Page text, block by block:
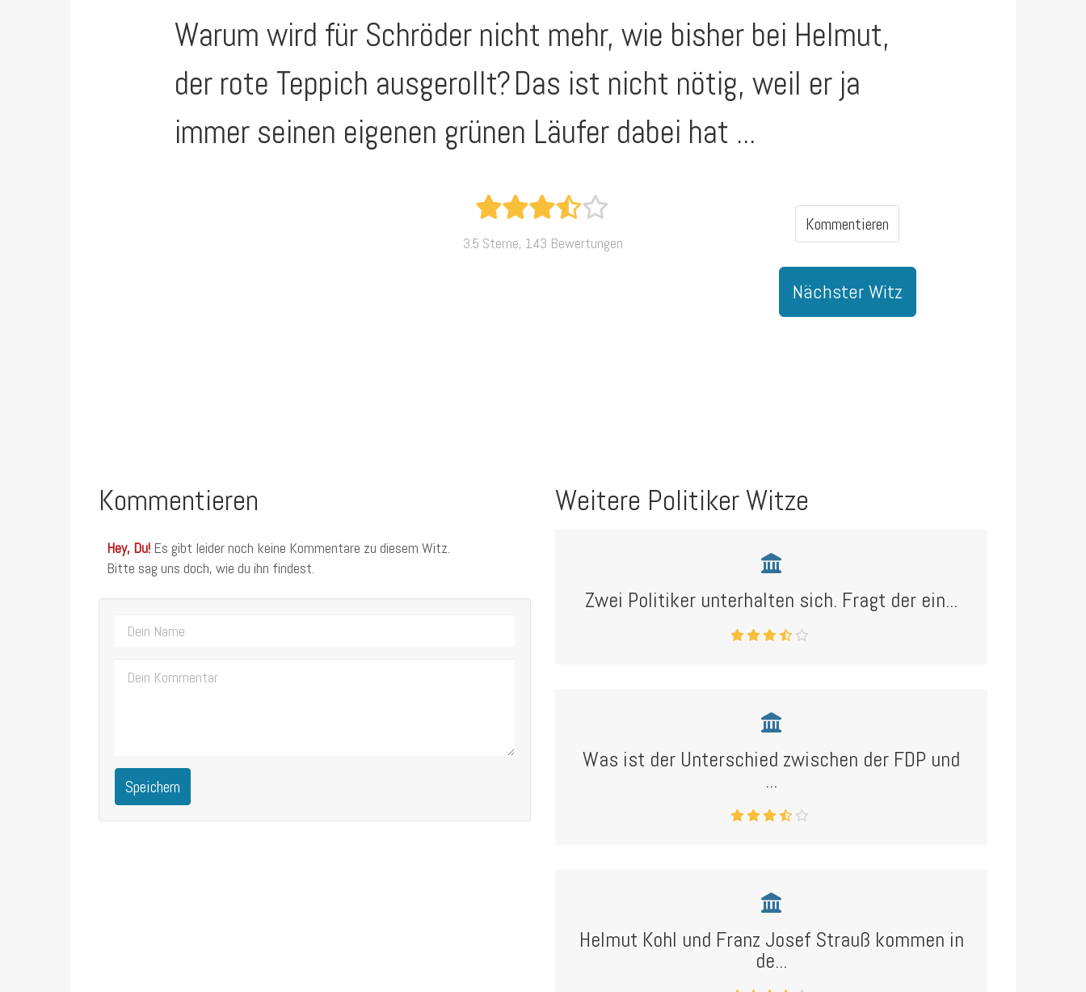
Warum wird für Schröder nicht mehr, wie bisher bei Helmut,
der rote Teppich ausgerollt?Das ist nicht nötig, weil er ja
immer seinen eigenen grünen Läufer dabei hat ...
3.5 Sterne, 143 Bewertungen
Kommentieren
Nächster Witz
Kommentieren
Hey, Du! Es gibt leider noch keine Kommentare zu diesem Witz.
Bitte sag uns doch, wie du ihn findest.
Speichern
Weitere Politiker Witze
Zwei Politiker unterhalten sich. Fragt der ein...
Was ist der Unterschied zwischen der FDP und
...
Helmut Kohl und Franz Josef Strauß kommen in
de...